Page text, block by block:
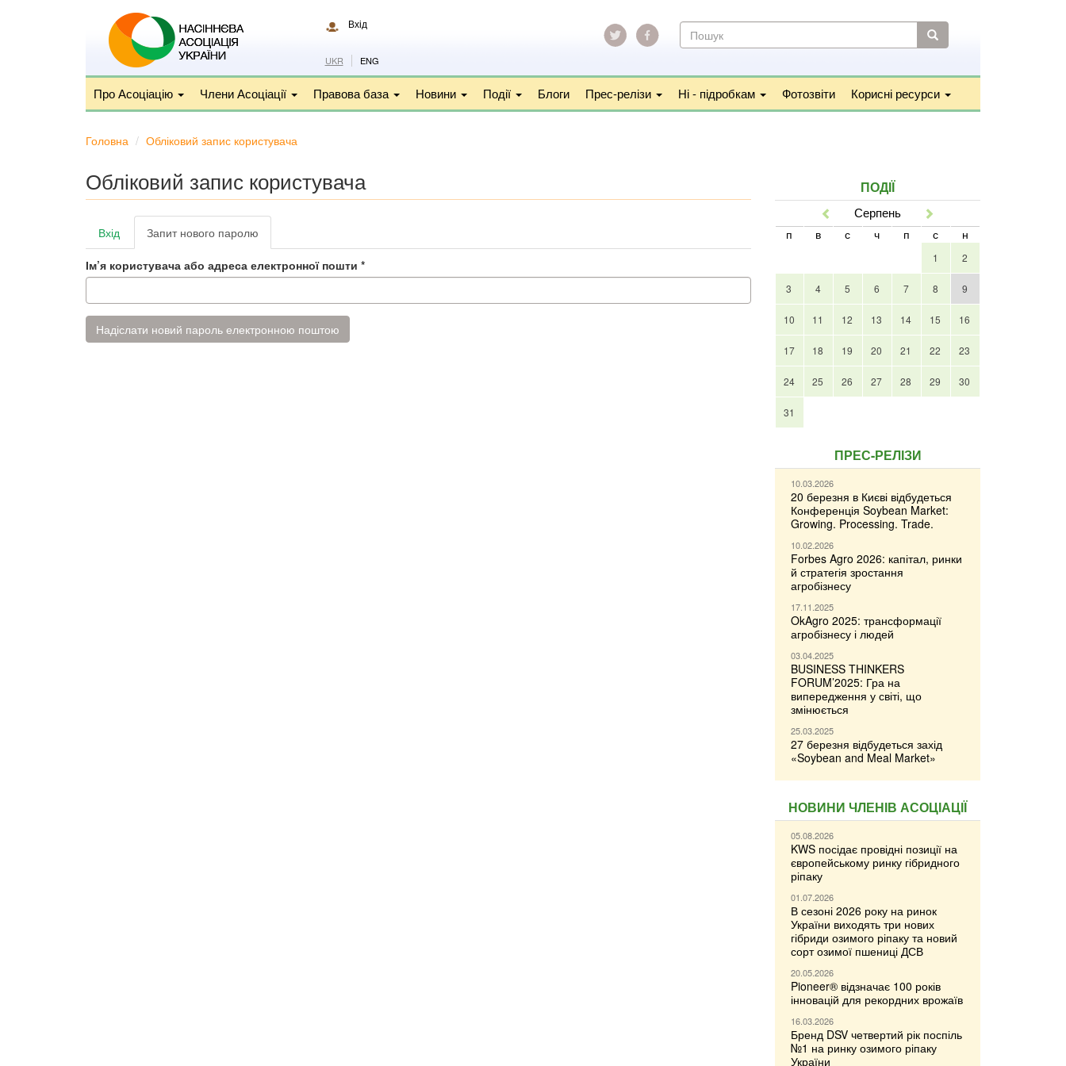
Про Асоціацію Члени Асоціації Правова база Новини Події Блоги Прес-релізи Ні - підробкам Фотозвіти Корисні ресурси
ПОШУКОВА
ФОРМА
UKR ENG
Вхід
Головна Обліковий запис користувача
Обліковий запис користувача
Основні
вкладки
Вхід Запит нового паролю
вкладка)
Ім’я користувача або адреса електронної пошти *
Надіслати новий пароль електронною поштою
ПОДІЇ
ПоперСерпень
п в с ч п с н
1 2
3 4 5 6 7 8 9
10 11 12 13 14 15 16
17 18 19 20 21 22 23
24 25 26 27 28 29 30
31
ПРЕС-РЕЛІЗИ
10.03.2026
20 березня в Києві відбудеться
Конференція Soybean Market:
Growing. Processing. Trade.
10.02.2026
Forbes Agro 2026: капітал, ринки
й стратегія зростання
агробізнесу
17.11.2025
OkAgro 2025: трансформації
агробізнесу і людей
03.04.2025
BUSINESS THINKERS
FORUM’2025: Гра на
випередження у світі, що
змінюється
25.03.2025
27 березня відбудеться захід
«Soybean and Meal Market»
НОВИНИ ЧЛЕНІВ АСОЦІАЦІЇ
05.08.2026
KWS посідає провідні позиції на
європейському ринку гібридного
ріпаку
01.07.2026
В сезоні 2026 року на ринок
України виходять три нових
гібриди озимого ріпаку та новий
сорт озимої пшениці ДСВ
20.05.2026
Pioneer® відзначає 100 років
інновацій для рекордних врожаїв
16.03.2026
Бренд DSV четвертий рік поспіль
№1 на ринку озимого ріпаку
України